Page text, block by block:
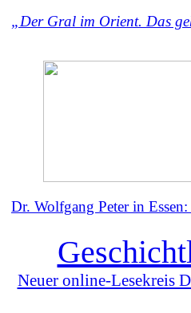
„Der Gral im Orient. Das
Dr. Wolfgang Peter in
Neuer online-Lesekreis